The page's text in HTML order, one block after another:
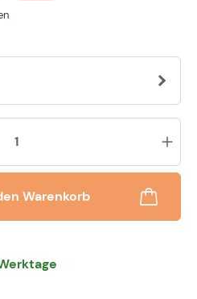
Warenkorb